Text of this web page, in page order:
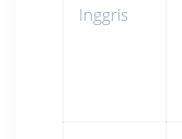
Inggris